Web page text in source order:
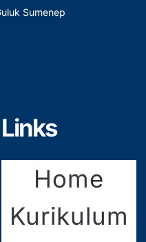
Sumenep
Links
Home
Kurikulum